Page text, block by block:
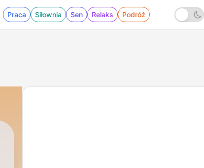
Praca Siłownia Sen Relaks Podróż